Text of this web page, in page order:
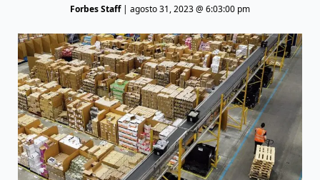
Forbes Staff| agosto 31, 2023 @ 6:03:00 pm